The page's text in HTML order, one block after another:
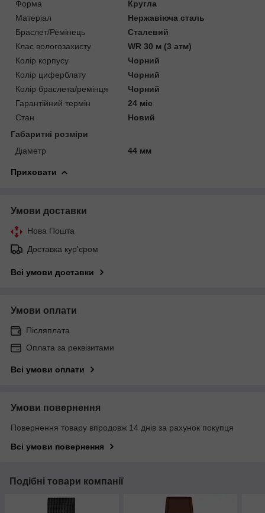
Форма
Кругла
Матеріал
Нержавіюча сталь
Браслет/Ремінець
Сталевий
Клас вологозахисту
WR 30 м (3 атм)
Колір корпусу
Чорний
Колір циферблату
Чорний
Колір браслета/ремінця
Чорний
Гарантійний термін
24 міс
Стан
Новий
Габаритні розміри
Діаметр
44 мм
Приховати
Умови доставки
Нова Пошта
Доставка кур'єром
Всі умови доставки
Умови оплати
Післяплата
Оплата за реквізитами
Всі умови оплати
Умови повернення
Повернення товару впродовж 14 днів за рахунок покупця
Всі умови повернення
Подібні товари компанії